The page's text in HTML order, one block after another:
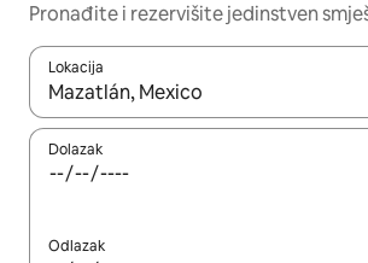
Pronađite i rezervišite jedinstven
Lokacija
Kad rezultati budu dostupni, krećite se
Dolazak
Odlazak